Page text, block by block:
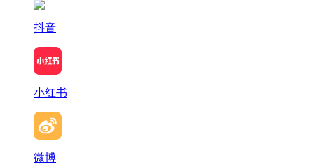
抖音
小红书
微博